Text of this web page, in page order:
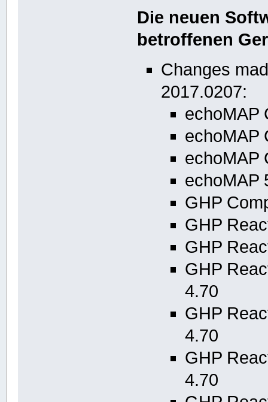
Die neuen
betroffenen
Changes
2017.0207:
echoMAP
echoMAP
echoMAP
echoMAP
GHP
GHP
GHP
GHP
4.70
GHP
4.70
GHP
4.70